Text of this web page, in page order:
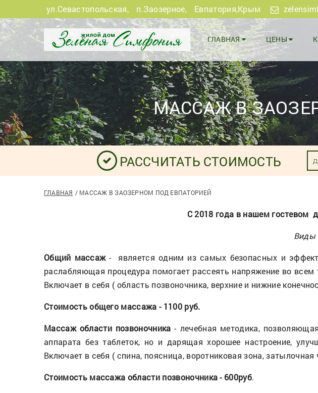
ул.Севастопольская, п.Заозерное, Евпатория,Крым
ГЛАВНАЯ ЦЕНЫ
МАССАЖ В
РАССЧИТАТЬ СТОИМОСТЬ
ГЛАВНАЯ МАССАЖ В ЗАОЗЕРНОМ ПОД ЕВПАТОРИЕЙ
С 2018 года в нашем гостевом
Виды
Общий массаж- является одним из самых безопасных и
раслабляющая процедура помогает рассеять напряжение во
Включает в себя ( область позвоночника, верхние и нижние
Стоимость общего массажа - 1100 руб.
Массаж области позвоночника - лечебная методика,
аппарата без таблеток, но и дарящая хорошее настроение,
Включает в себя ( спина, поясница, воротниковая зона,
Стоимость массажа области позвоночника - 600руб.